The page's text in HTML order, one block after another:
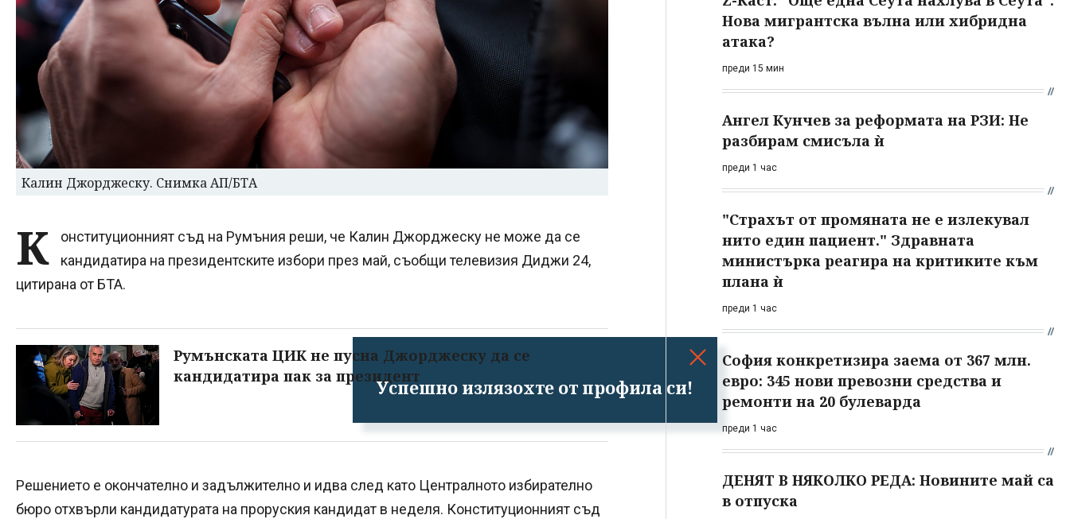
Успешно излязохте от профила си!
Калин Джорджеску. Снимка АП/БТА
К
онституционният съд на Румъния реши, че Калин Джорджеску не може да се
кандидатира на президентските избори през май, съобщи телевизия Диджи 24,
цитирана от БТА.
Румънската ЦИК не пусна Джорджеску да се
кандидатира пак за президент
Решението е окончателно и задължително и идва след като Централното избирателно
бюро отхвърли кандидатурата на проруския кандидат в неделя. Конституционният съд
Нова мигрантска вълна или хибридна
атака?
преди 15 мин
Ангел Кунчев за реформата на РЗИ: Не
разбирам смисъла ѝ
преди 1 час
"Страхът от промяната не е излекувал
нито един пациент." Здравната
министърка реагира на критиките към
плана ѝ
преди 1 час
София конкретизира заема от 367 млн.
евро: 345 нови превозни средства и
ремонти на 20 булеварда
преди 1 час
ДЕНЯТ В НЯКОЛКО РЕДА: Новините май са
в отпуска